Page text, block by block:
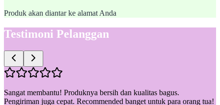
Produk akan diantar ke alamat Anda
Testimoni Pelanggan
Sangat membantu! Produknya bersih dan kualitas bagus.
Pengiriman juga cepat. Recommended banget untuk para orang tua!